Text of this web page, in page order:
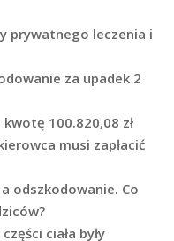
prywatnego leczenia i
za upadek 2
100.820,08 zł
musi zapłacić
odszkodowanie. Co
ciała były